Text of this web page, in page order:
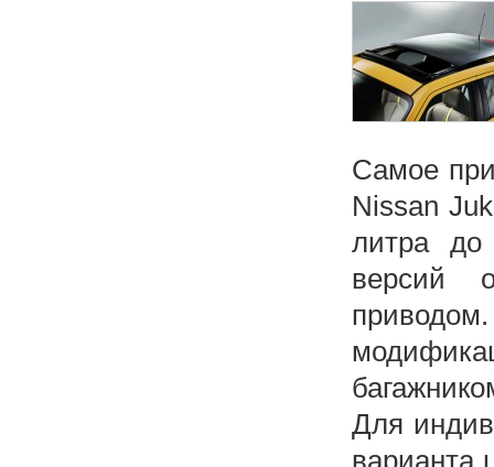
Самое
Nissan
литра
версий
Для
варианта